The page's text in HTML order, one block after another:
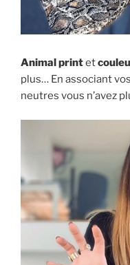
Animal printet
plus… En associant
neutres vous n’avez